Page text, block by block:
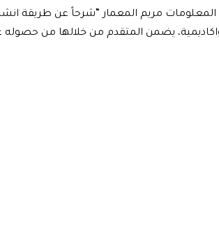
مريم المعمار “شرحاً عن طريقة انشاء
يضمن المتقدم من خلالها من